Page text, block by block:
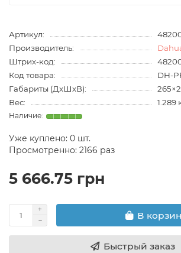
Артикул:
Производитель:
Штрих-код:
Код товара:
DH-
Габариты (ДхШхВ):
Вес:
1.289
Уже куплено: 0 шт.
Просмотренно: 2166 раз
5 666.75 грн
В
Быстрый заказ